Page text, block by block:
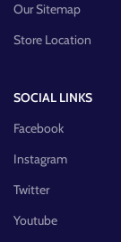
Our Sitemap
Store Location
SOCIAL LINKS
Facebook
Instagram
Twitter
Youtube